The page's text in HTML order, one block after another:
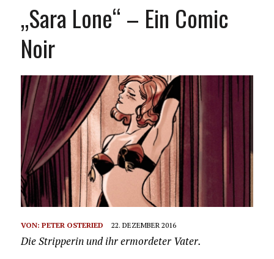
„Sara Lone“ – Ein Comic
Noir
VON: PETER OSTERIED 22. DEZEMBER 2016
Die Stripperin und ihr ermordeter Vater.